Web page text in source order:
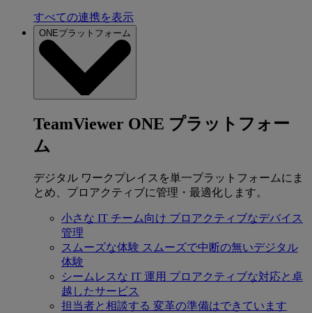
すべての連携を表示
ONEプラットフォーム
TeamViewer ONE プラットフォー
ム
デジタル ワークプレイスを単一プラットフォームにま
とめ、プロアクティブに管理・最適化します。
小さな IT チーム向け プロアクティブなデバイス
管理
スムーズな体験 スムーズで中断の無いデジタル
体験
シームレスな IT 運用 プロアクティブな対応と卓
越したサービス
担当者と相談する 変革の準備はできています